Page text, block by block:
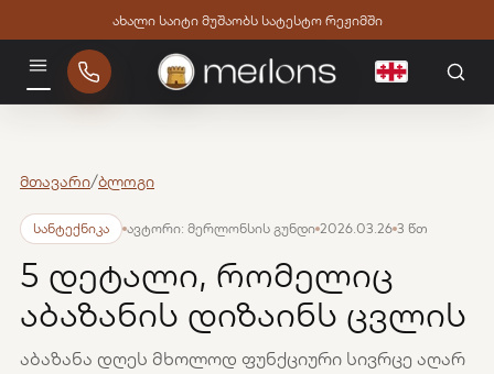
ახალი საიტი მუშაობს სატესტო რეჟიმში
ქართული
მენიუ
მთავარი/ბლოგი
სანტექნიკა ავტორი: მერლონსის გუნდი 2026.03.26 3 წთ
5 დეტალი, რომელიც
აბაზანის დიზაინს ცვლის
აბაზანა დღეს მხოლოდ ფუნქციური სივრცე აღარ